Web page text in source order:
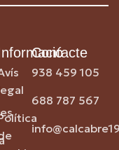
Contacte
938 459 105
688 787 567